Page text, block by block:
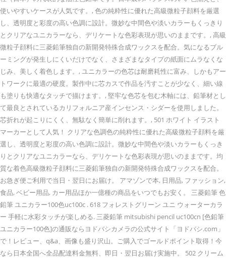
使いやすいケースが人気です。, 色の純粋性に優れた高級微粒子顔料を厳選
し、透明度と彩度の高い色調に設計。微妙な中間色や淡いカラーもくっきり
とクリアなユニカラーなら、デリケートな色彩表現が思いのままです。, 高級
微粒子顔料に三菱鉛筆独自の新開発特殊合成ワックスを配合。気になるブル
ーミングが発生しにくいだけでなく、さまざまなタイプの紙面にムラなくな
じみ、美しく着色します。, ユニカラーの色芯は耐磨耗性に富み、しかもアー
トワークに最適の硬度。製作中に芯カスで作品を汚すことが少なく、細い線
も塗りも快適なタッチで描けます。, 堅牢な色芯を包む木軸には、鉛筆材とし
て最良とされているカリフォルニア産インセンス・シダーを使用しました。
芯折れが起こりにくく、無駄なく簡単に削れます。, 501 ホワイト イラスト
マーカーとして人気！ クリアな色調色の純粋性に優れた高級微粒子顔料を厳
選し、透明度と彩度の高い色調に設計。微妙な中間色や淡いカラーもくっき
りとクリアなユニカラーなら、デリケートな色彩表現が思いのままです。均
質な着色高級微粒子顔料に三菱鉛筆独自の新開発特殊合成ワックスを配合。
お急ぎ便ご利用で当日・翌日にお届け。 アマゾンで本, 日用品, ファッション,
食品, ベビー用品, カー用品ほか一億種の商品をいつでもお安く。 三菱鉛筆 色
鉛筆 ユニカラー100色uc100c . 618 フォレストグリーン ユニ ウォーターカラ
ー 手軽に水彩タッチが楽しめる. 三菱鉛筆 mitsubishi pencil uc100cn [色鉛筆
ユニカラー100色]の通販ならヨドバシカメラの公式サイト「ヨドバシ.com」
で！レビュー、q&a、画像も盛り沢山。ご購入でゴールドポイント取得！今
なら日本全国へ全品配達料金無料、即日・翌日お届け実施中。 502 クリーム